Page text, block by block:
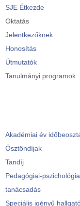
SJE Étkezde
Oktatás
Jelentkezőknek
Honosítás
Útmutatók
Tanulmányi programok
Akadémiai év
Ösztöndíjak
Tandíj
Pedagógiai-
tanácsadás
Speciális igényű